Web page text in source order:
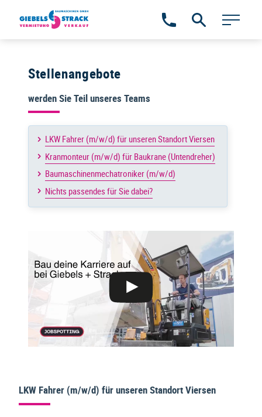
Stellenangebote
werden Sie Teil unseres Teams
LKW Fahrer (m/w/d) für unseren Standort Viersen
Kranmonteur (m/w/d) für Baukrane (Untendreher)
Baumaschinenmechatroniker (m/w/d)
Nichts passendes für Sie dabei?
LKW Fahrer (m/w/d) für unseren Standort Viersen